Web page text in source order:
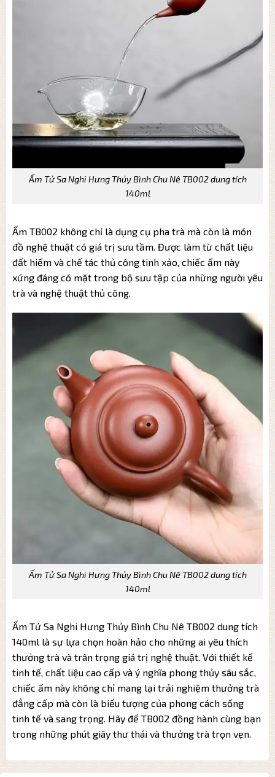
Ấm Tử Sa Nghi Hưng Thủy Bình Chu Nê TB002 dung tích
140ml
Ấm TB002 không chỉ là dụng cụ pha trà mà còn là món
đồ nghệ thuật có giá trị sưu tầm. Được làm từ chất liệu
đất hiếm và chế tác thủ công tinh xảo, chiếc ấm này
xứng đáng có mặt trong bộ sưu tập của những người yêu
trà và nghệ thuật thủ công.
Ấm Tử Sa Nghi Hưng Thủy Bình Chu Nê TB002 dung tích
140ml
Ấm Tử Sa Nghi Hưng Thủy Bình Chu Nê TB002 dung tích
140ml là sự lựa chọn hoàn hảo cho những ai yêu thích
thưởng trà và trân trọng giá trị nghệ thuật. Với thiết kế
tinh tế, chất liệu cao cấp và ý nghĩa phong thủy sâu sắc,
chiếc ấm này không chỉ mang lại trải nghiệm thưởng trà
đẳng cấp mà còn là biểu tượng của phong cách sống
tinh tế và sang trọng. Hãy để TB002 đồng hành cùng bạn
trong những phút giây thư thái và thưởng trà trọn vẹn.